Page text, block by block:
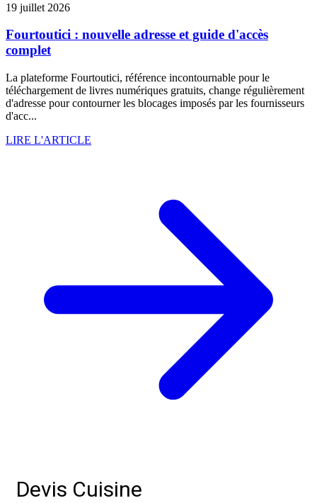
19 juillet 2026
Fourtoutici : nouvelle adresse et guide d'accès
complet
La plateforme Fourtoutici, référence incontournable pour le
téléchargement de livres numériques gratuits, change régulièrement
d'adresse pour contourner les blocages imposés par les fournisseurs
d'acc...
LIRE L'ARTICLE
Devis Cuisine